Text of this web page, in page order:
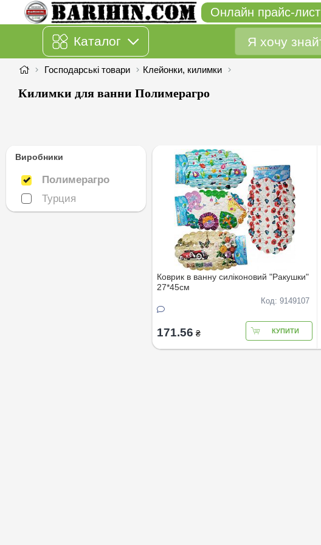
Онлайн прайс-лист
Каталог
Господарські товари Клейонки, килимки
Килимки для ванни Полимерагро
Виробники
Полимерагро
Полимерагро
Турция
Турция
Коврик в ванну силiконовий "Ракушки"
27*45см
Код: 9149107
171.56 ₴ КУПИТИ